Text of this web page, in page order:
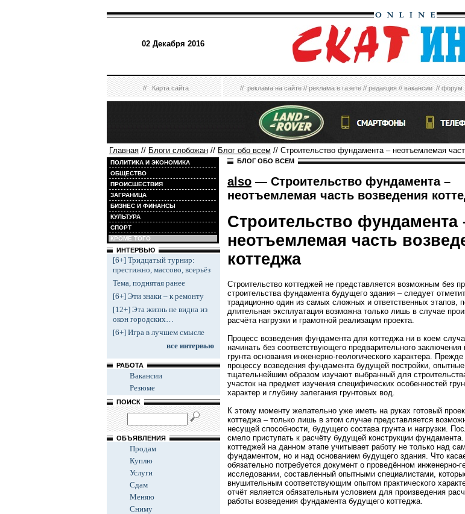
02 Декабря 2016
//Карта сайта //реклама на сайте//реклама в газете//редакция//вакансии//форум
Главная // Блоги слобожан // Блог обо всем // Строительство фундамента – неотъемлемая
ПОЛИТИКА И ЭКОНОМИКА
ОБЩЕСТВО
ПРОИСШЕСТВИЯ
ЗАГРАНИЦА
БИЗНЕС И ФИНАНСЫ
КУЛЬТУРА
СПОРТ
КРОМЕ ТОГО
ИНТЕРВЬЮ
[6+] Тридцатый турнир:
престижно, массово, всерьёз
Тема, поднятая ранее
[6+] Эти знаки – к ремонту
[12+] Эта жизнь не видна из
окон городских…
[6+] Игра в лучшем смысле
все интервью
РАБОТА
Вакансии
Резюме
ПОИСК
ОБЪЯВЛЕНИЯ
Продам
Куплю
Услуги
Сдам
Меняю
Сниму
БЛОГ ОБО ВСЕМ
also — Строительство фундамента –
неотъемлемая часть возведения
Строительство фундамента
неотъемлемая часть
коттеджа
Строительство коттеджей не представляется возможным без
строительства фундамента будущего здания – следует
традиционно один из самых сложных и ответственных этапов,
длительная эксплуатация возможна только лишь в случае
расчёта нагрузки и грамотной реализации проекта.
Процесс возведения фундамента для коттеджа ни в коем
начинать без соответствующего предварительного заключения
грунта основания инженерно-геологического характера.
процессу возведения фундамента будущей постройки,
тщательнейшим образом изучают выбранный для
участок на предмет изучения специфических особенностей
характер и глубину залегания грунтовых вод.
К этому моменту желательно уже иметь на руках готовый
коттеджа – только лишь в этом случае представляется
несущей способности, будущего состава грунта и нагрузки.
смело приступать к расчёту будущей конструкции
коттеджей на данном этапе учитывает работу не только над
фундаментом, но и над основанием будущего здания. Что
обязательно потребуется документ о проведённом инженерно-
исследовании, составленный опытными специалистами,
внушительным соответствующим опытом практического
отчёт является обязательным условием для произведения
работы возведения фундамента будущего коттеджа.